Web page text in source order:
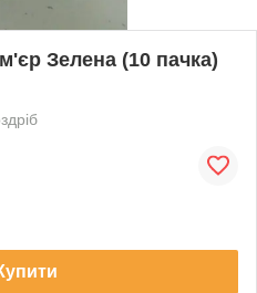
Зелена (10 пачка)